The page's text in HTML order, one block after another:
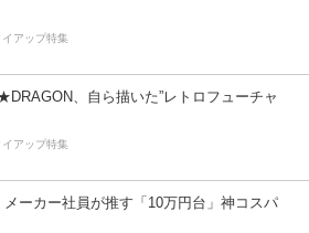
イアップ特集
、自ら描いた”レトロフューチャ
イアップ特集
メーカー社員が推す「10万円台」神コスパ